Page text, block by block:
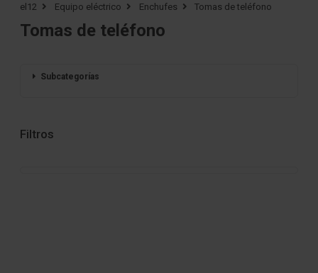
el12 Equipo eléctrico Enchufes Tomas de teléfono
Tomas de teléfono
Subcategorías
Filtros